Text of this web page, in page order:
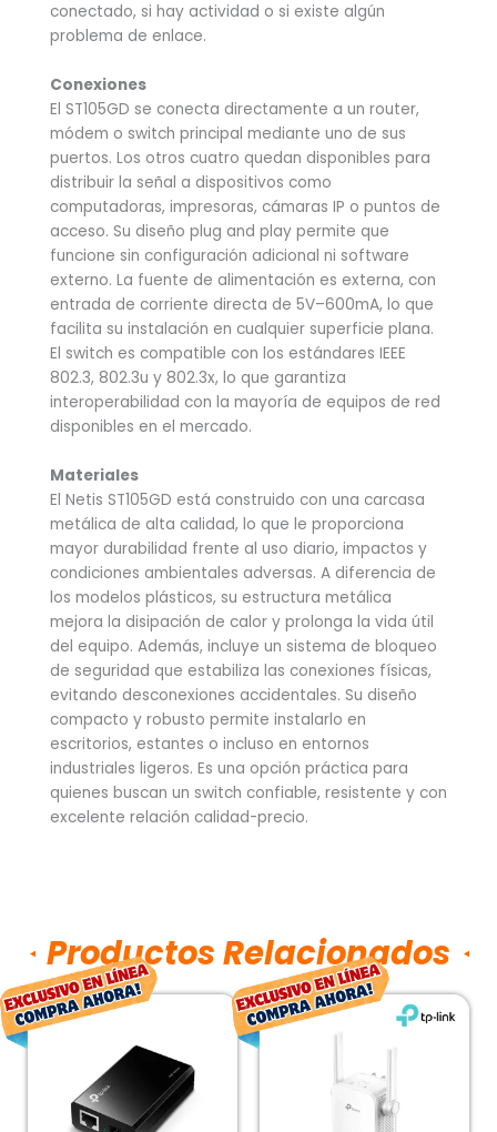
conectado, si hay actividad o si existe algún
problema de enlace.
Conexiones
El ST105GD se conecta directamente a un router,
módem o switch principal mediante uno de sus
puertos. Los otros cuatro quedan disponibles para
distribuir la señal a dispositivos como
computadoras, impresoras, cámaras IP o puntos de
acceso. Su diseño plug and play permite que
funcione sin configuración adicional ni software
externo. La fuente de alimentación es externa, con
entrada de corriente directa de 5V–600mA, lo que
facilita su instalación en cualquier superficie plana.
El switch es compatible con los estándares IEEE
802.3, 802.3u y 802.3x, lo que garantiza
interoperabilidad con la mayoría de equipos de red
disponibles en el mercado.
Materiales
El Netis ST105GD está construido con una carcasa
metálica de alta calidad, lo que le proporciona
mayor durabilidad frente al uso diario, impactos y
condiciones ambientales adversas. A diferencia de
los modelos plásticos, su estructura metálica
mejora la disipación de calor y prolonga la vida útil
del equipo. Además, incluye un sistema de bloqueo
de seguridad que estabiliza las conexiones físicas,
evitando desconexiones accidentales. Su diseño
compacto y robusto permite instalarlo en
escritorios, estantes o incluso en entornos
industriales ligeros. Es una opción práctica para
quienes buscan un switch confiable, resistente y con
excelente relación calidad-precio.
Productos Relacionados
El
original
era:
$423.00.
precio
El
precio
original
era:
$428.00.
El